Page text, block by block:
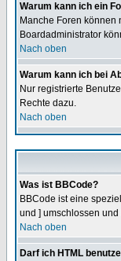
Warum kann ich ein
Manche Foren
Boardadministrator
Nach oben
Warum kann ich bei
Nur registrierte
Rechte dazu.
Nach oben
Was ist BBCode?
BBCode ist eine
und ] umschlossen
Nach oben
Darf ich HTML